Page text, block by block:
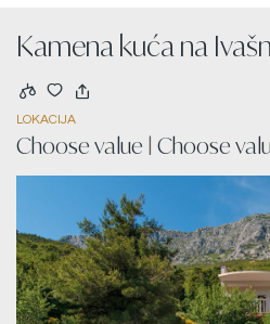
Kamena kuća na
na more
LOKACIJA
Choose value | Choose